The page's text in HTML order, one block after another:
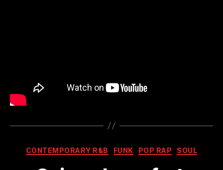
Kategorien
CONTEMPORARY R&B FUNK POP RAP SOUL